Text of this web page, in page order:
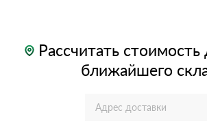
Рассчитать стоимость
ближайшего